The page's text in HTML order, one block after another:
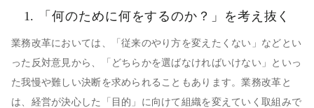
1. 「何のために何をするのか？」を考え抜く
業務改革においては、「従来のやり方を変えたくない」などとい
った反対意見から、「どちらかを選ばなければいけない」といっ
た我慢や難しい決断を求められることもあります。業務改革と
は、経営が決心した「目的」に向けて組織を変えていく取組みで